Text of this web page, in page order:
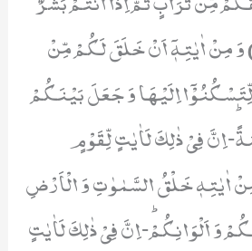
وَ مِنْ اٰیٰتِهٖۤ اَنْ خَلَقَ لَكُمْ مِّنْ
اِلَیْهَا وَ جَعَلَ بَیْنَكُمْ
اِنَّ فِیْ ذٰلِكَ لَاٰیٰتٍ لِّقَوْمٍ
وَ مِنْ اٰیٰتِهٖ خَلْقُ السَّمٰوٰتِ وَ الْاَرْضِ
وَ اَلْوَانِكُمْؕ-اِنَّ فِیْ ذٰلِكَ لَاٰیٰتٍ